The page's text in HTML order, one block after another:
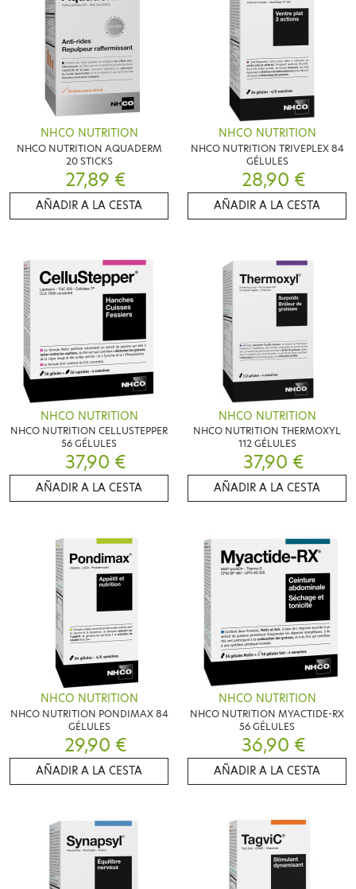
NHCO NUTRITION
NHCO NUTRITION AQUADERM
20 STICKS
27,89 €
AÑADIR A LA CESTA
NHCO NUTRITION
NHCO NUTRITION TRIVEPLEX 84
GÉLULES
28,90 €
AÑADIR A LA CESTA
NHCO NUTRITION
NHCO NUTRITION CELLUSTEPPER
56 GÉLULES
37,90 €
AÑADIR A LA CESTA
NHCO NUTRITION
NHCO NUTRITION THERMOXYL
112 GÉLULES
37,90 €
AÑADIR A LA CESTA
NHCO NUTRITION
NHCO NUTRITION PONDIMAX 84
GÉLULES
29,90 €
AÑADIR A LA CESTA
NHCO NUTRITION
NHCO NUTRITION MYACTIDE-RX
56 GÉLULES
36,90 €
AÑADIR A LA CESTA